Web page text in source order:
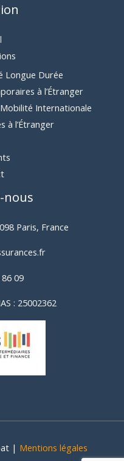
Longue Durée
à l’Étranger
Internationale
à l’Étranger
nous
Paris, France
09
: 25002362
| Mentions légales